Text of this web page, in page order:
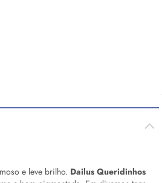
e leve brilho. Dailus Queridinhos